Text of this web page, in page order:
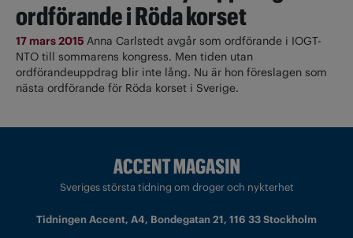
ordförande i Röda korset
17 mars 2015 Anna Carlstedt avgår som ordförande i IOGT-
NTO till sommarens kongress. Men tiden utan
ordförandeuppdrag blir inte lång. Nu är hon föreslagen som
nästa ordförande för Röda korset i Sverige.
Sveriges största tidning om droger och nykterhet
Tidningen Accent, A4, Bondegatan 21, 116 33 Stockholm